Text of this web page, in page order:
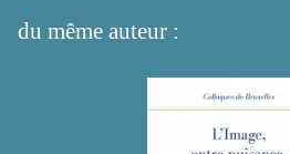
du même auteur :